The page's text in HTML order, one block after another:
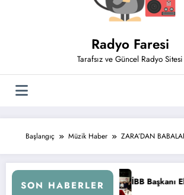
Radyo Faresi
Tarafsız ve Güncel Radyo Sitesi
Başlangıç Müzik Haber ZARA’DAN
SON HABERLER
Ekrem İmamoğlu Radyocular ile Buluştu